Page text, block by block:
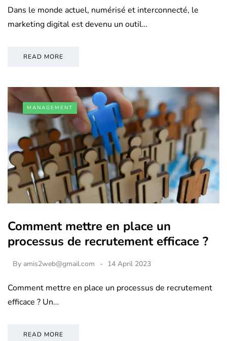
Dans le monde actuel, numérisé et interconnecté, le
marketing digital est devenu un outil…
READ MORE
MANAGEMENT
Comment mettre en place un
processus de recrutement efficace ?
By amis2web@gmail.com 14 April 2023
Comment mettre en place un processus de recrutement
efficace ? Un…
READ MORE